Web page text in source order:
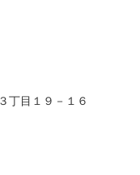
丁目１９－１６